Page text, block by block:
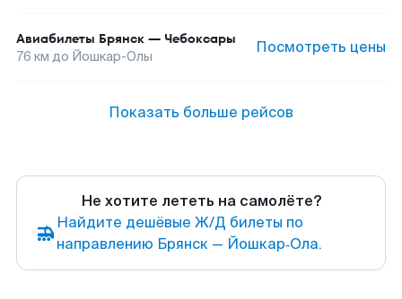
Авиабилеты Брянск — Чебоксары
76 км до Йошкар-Олы Посмотреть цены
Показать больше рейсов
Не хотите лететь на самолёте?
Найдите дешёвые Ж/Д билеты по
направлению Брянск — Йошкар‑Ола.